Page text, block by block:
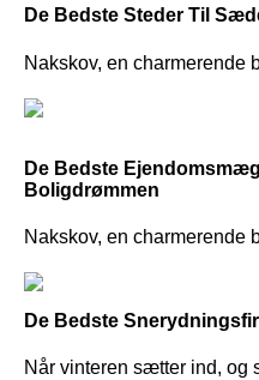
De Bedste Steder Til
Nakskov, en charmerende
De Bedste
Boligdrømmen
Nakskov, en charmerende
De Bedste
Når vinteren sætter ind, og